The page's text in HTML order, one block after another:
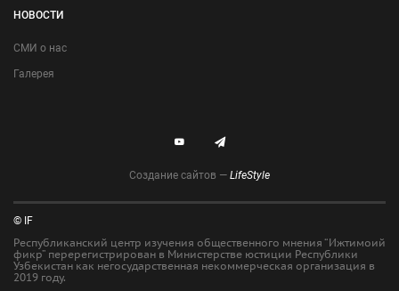
НОВОСТИ
СМИ о нас
Галерея
Создание сайтов — LifeStyle
© IF
Республиканский центр изучения общественного мнения “Ижтимоий
фикр” перерегистрирован в Министерстве юстиции Республики
Узбекистан как негосударственная некоммерческая организация в
2019 году.